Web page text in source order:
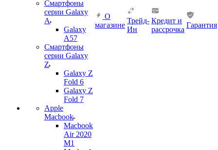
Смартфоны
серии Galaxy
A
Galaxy
A57
Смартфоны
серии Galaxy
Z
Galaxy Z
Fold 6
Galaxy Z
Fold 7
Apple
Macbook
Macbook
Air 2020
M1
О
магазине
Трейд-
Ин
Кредит и
рассрочка
Гарантия